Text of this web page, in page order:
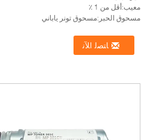
معيب:أقل من 1 ٪
مسحوق الحبر:مسحوق تونر ياباني